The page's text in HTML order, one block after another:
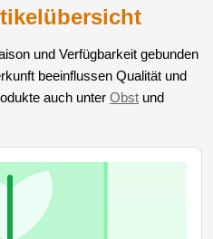
und Verfügbarkeit gebunden
beeinflussen Qualität und
auch unter Obst und